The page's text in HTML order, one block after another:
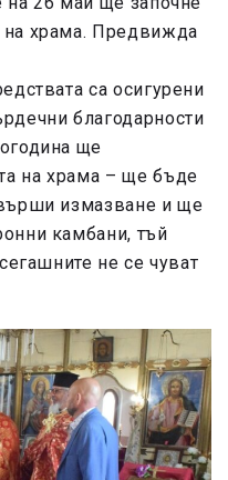
на храма. Предвижда
са осигурени
благодарности
ще
на храма – ще бъде
измазване и ще
камбани, тъй
не се чуват